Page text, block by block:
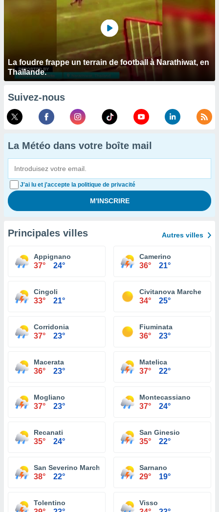
La foudre frappe un terrain de football à Narathiwat, en
Thaïlande.
Suivez-nous
La Météo dans votre boîte mail
J'ai lu et j'accepte la politique de privacité
Principales villes Autres villes
Appignano
37° 24°
Camerino
36° 21°
Cingoli
33° 21°
Civitanova Marche
34° 25°
Corridonia
37° 23°
Fiuminata
36° 23°
Macerata
36° 23°
Matelica
37° 22°
Mogliano
37° 23°
Montecassiano
37° 24°
Recanati
35° 24°
San Ginesio
35° 22°
San Severino Marche
38° 22°
Sarnano
29° 19°
Tolentino Visso